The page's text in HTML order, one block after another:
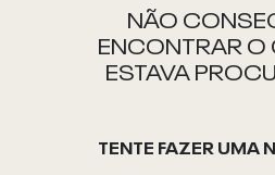
NÃO
ENCONTRAR O
ESTAVA
TENTE FAZER UMA